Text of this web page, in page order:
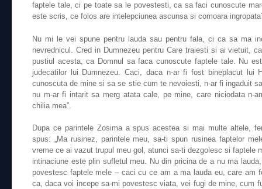
faptele tale, ci pe toate sa le povestesti, ca sa faci cunoscute
este scris, ce folos are intelepciunea ascunsa si comoara
Nu mi le vei spune pentru lauda sau pentru fala, ci ca sa ma
nevrednicul. Cred in Dumnezeu pentru Care traiesti si ai vietuit,
pustiul acesta, ca Domnul sa faca cunoscute faptele tale. Nu
judecatilor lui Dumnezeu. Caci, daca n-ar fi fost bineplacut lui
cunoscuta de mine si sa se stie cum te nevoiesti, n-ar fi ingaduit
nu m-ar fi intarit sa merg atata cale, pe mine, care niciodata n-
chilia mea”.
Dupa ce parintele Zosima a spus acestea si mai multe altele,
spus: „Ma rusinez, parintele meu, sa-ti spun rusinea faptelor
vreme ce ai vazut trupul meu gol, atunci sa-ti dezgolesc si faptele
intinaciune este plin sufletul meu. Nu din pricina de a nu ma
povestesc faptele mele – caci cu ce am a ma lauda eu, care am
ca, daca voi incepe sa-mi povestesc viata, vei fugi de mine, cum